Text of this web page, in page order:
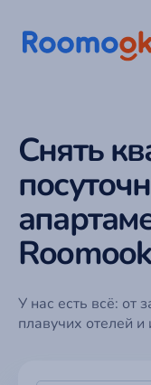
Снять
Roomook
У нас есть всё: от
плавучих отелей и